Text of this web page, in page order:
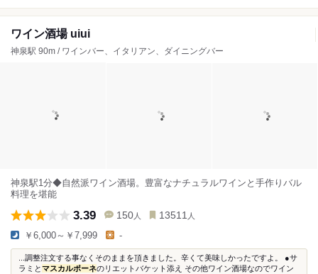
ワイン酒場 uiui
神泉駅 90m / ワインバー、イタリアン、ダイニングバー
神泉駅1分◆自然派ワイン酒場。豊富なナチュラルワインと手作りバル
料理を堪能
3.39 150 人 13511 人
￥6,000～￥7,999 -
...調整注文する事なくそのままを頂きました。辛くて美味しかったですよ。 ●サ
ラミとマスカルポーネのリエットバケット添え その他ワイン酒場なのでワイン